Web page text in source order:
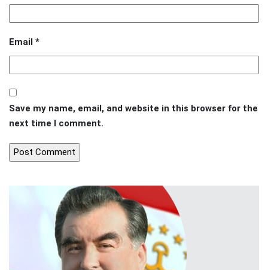
Email *
Save my name, email, and website in this browser for the
next time I comment.